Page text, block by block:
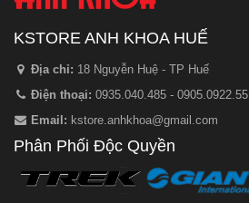
KSTORE ANH KHOA HUẾ
Địa chỉ: 18 Nguyễn Huệ - TP Huế
Điện thoại: 0935.040.485 - 0905.0922.55
Email: kstore.anhkhoa@gmail.com
Phân Phối Độc Quyền